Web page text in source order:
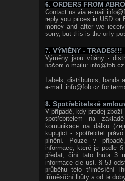
6. ORDERS FROM
Contact us via e-mail
reply you prices in USD or
money and after we
sorry, but this is the only
7. VÝMĚNY - TRADES!!!
Výměny jsou vítány -
našem e-mailu:
Labels, distributors, bands
e-mail: info@fob.cz for
8. Spotřebitelské
V případě, kdy prodej zboží
spotřebitelem na
komunikace na dálku
kupující - spotřebitel
plnění. Pouze v
informace, které je podle
předat, činí tato lhůta 3
informace dle ust. § 53
průběhu této tříměsíční
tříměsíční lhůty a od té